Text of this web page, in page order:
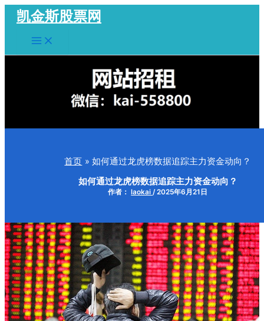
容
凯金斯股票网
Main
Menu
首页 如何通过龙虎榜数据追踪主力资金动向？
如何通过龙虎榜数据追踪主力资金动向？
作者： laokai /2025年6月21日